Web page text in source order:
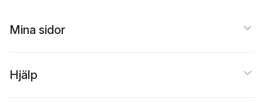
Mina sidor
Hjälp